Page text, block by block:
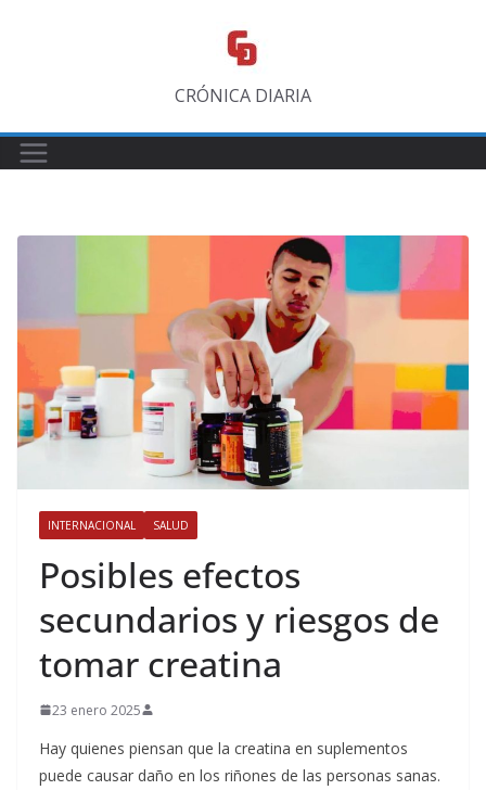
CRÓNICA DIARIA
INTERNACIONAL SALUD
Posibles efectos
secundarios y riesgos de
tomar creatina
23 enero 2025
Hay quienes piensan que la creatina en suplementos
puede causar daño en los riñones de las personas sanas.